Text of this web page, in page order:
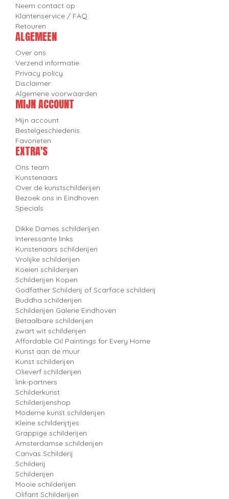
Neem contact op
Klantenservice / FAQ
Retouren
ALGEMEEN
Over ons
Verzend informatie
Privacy policy
Disclaimer
Algemene voorwaarden
MIJN ACCOUNT
Mijn account
Bestelgeschiedenis
Favorieten
EXTRA'S
Ons team
Kunstenaars
Over de kunstschilderijen
Bezoek ons in Eindhoven
Specials
Dikke Dames schilderijen
Interessante links
Kunstenaars schilderijen
Vrolijke schilderijen
Koeien schilderijen
Schilderijen Kopen
Godfather Schilderij of Scarface schilderij
Buddha schilderijen
Schilderijen Galerie Eindhoven
Betaalbare schilderijen
zwart wit schilderijen
Affordable Oil Paintings for Every Home
Kunst aan de muur
Kunst schilderijen
Olieverf schilderijen
link-partners
Schilderkunst
Schilderijenshop
Moderne kunst schilderijen
Kleine schilderijtjes
Grappige schilderijen
Amsterdamse schilderijen
Canvas Schilderij
Schilderij
Schilderijen
Mooie schilderijen
Olifant Schilderijen